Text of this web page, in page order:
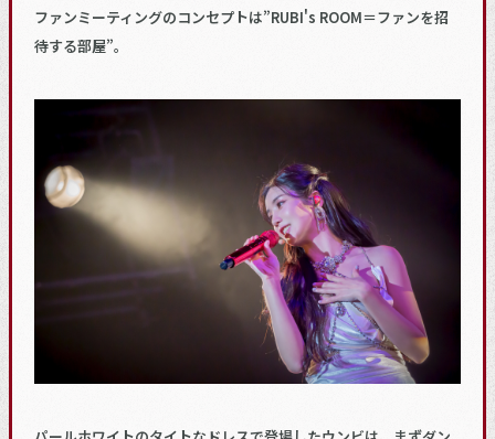
ファンミーティングのコンセプトは”RUBI's ROOM＝ファンを招
待する部屋”。